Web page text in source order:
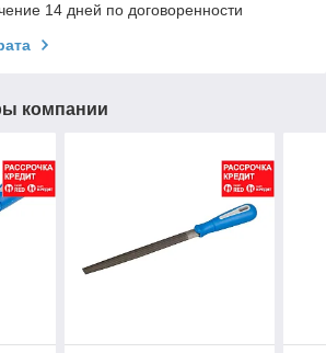
14 дней по договоренности
компании